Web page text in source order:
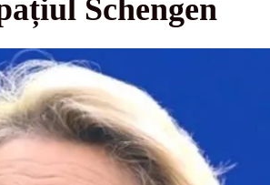
Schengen